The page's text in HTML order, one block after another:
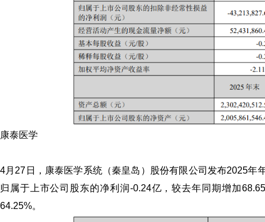
康泰医学
4月27日，康泰医学系统（秦皇岛）股份有限公司发布2025年
归属于上市公司股东的净利润-0.24亿，较去年同期增加
64.25%。